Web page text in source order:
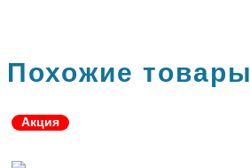
Похожие товары
Акция